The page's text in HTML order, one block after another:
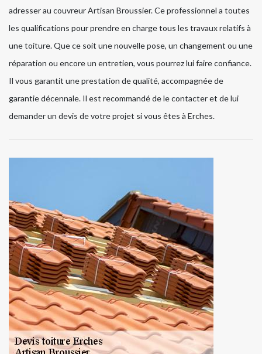
adresser au couvreur Artisan Broussier. Ce professionnel a toutes
les qualifications pour prendre en charge tous les travaux relatifs à
une toiture. Que ce soit une nouvelle pose, un changement ou une
réparation ou encore un entretien, vous pourrez lui faire confiance.
Il vous garantit une prestation de qualité, accompagnée de
garantie décennale. Il est recommandé de le contacter et de lui
demander un devis de votre projet si vous êtes à Erches.